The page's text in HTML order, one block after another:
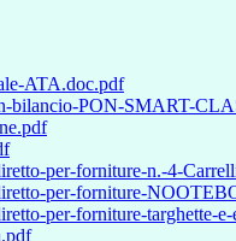
ATA.doc.pdf
bilancio-PON-SMART-
per-forniture-n.-4-
per-forniture-
per-forniture-targhette-